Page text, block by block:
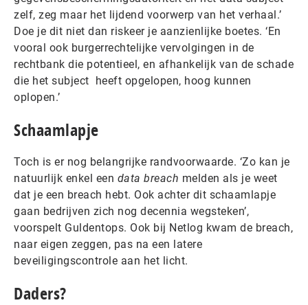
zelf, zeg maar het lijdend voorwerp van het verhaal.’
Doe je dit niet dan riskeer je aanzienlijke boetes. ‘En
vooral ook burgerrechtelijke vervolgingen in de
rechtbank die potentieel, en afhankelijk van de schade
die het subject heeft opgelopen, hoog kunnen
oplopen.’
Schaamlapje
Toch is er nog belangrijke randvoorwaarde. ‘Zo kan je
natuurlijk enkel een data breach melden als je weet
dat je een breach hebt. Ook achter dit schaamlapje
gaan bedrijven zich nog decennia wegsteken’,
voorspelt Guldentops. Ook bij Netlog kwam de breach,
naar eigen zeggen, pas na een latere
beveiligingscontrole aan het licht.
Daders?